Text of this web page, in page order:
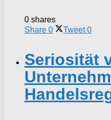
0 shares
Share 0 Tweet 0
Seriosität